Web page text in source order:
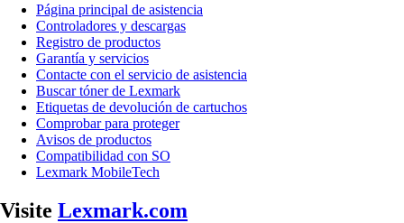
Página principal de asistencia
Controladores y descargas
Registro de productos
Garantía y servicios
Contacte con el servicio de asistencia
Buscar tóner de Lexmark
Etiquetas de devolución de cartuchos
Comprobar para proteger
Avisos de productos
Compatibilidad con SO
Lexmark MobileTech
Visite Lexmark.com